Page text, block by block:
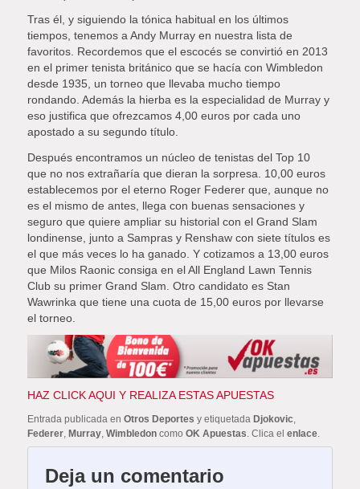
Tras él, y siguiendo la tónica habitual en los últimos
tiempos, tenemos a Andy Murray en nuestra lista de
favoritos. Recordemos que el escocés se convirtió en 2013
en el primer tenista británico que se hacía con Wimbledon
desde 1935, un torneo que llevaba mucho tiempo
rondando. Además la hierba es la especialidad de Murray y
eso justifica que ofrezcamos 4,00 euros por cada uno
apostado a su segundo título.
Después encontramos un núcleo de tenistas del Top 10
que no nos extrañaría que dieran la sorpresa. 10,00 euros
establecemos por el eterno Roger Federer que, aunque no
es el mismo de antes, llega con buenas sensaciones y
seguro que quiere ampliar su historial con el Grand Slam
londinense, junto a Sampras y Renshaw con siete títulos es
el que más veces lo ha ganado. Y cotizamos a 13,00 euros
que Milos Raonic consiga en el All England Lawn Tennis
Club su primer Grand Slam. Otro candidato es Stan
Wawrinka que tiene una cuota de 15,00 euros por llevarse
el torneo.
HAZ CLICK AQUI Y REALIZA ESTAS APUESTAS
Entrada publicada enOtros Deportes y etiquetada Djokovic,
Federer, Murray,Wimbledon comoOK Apuestas. Clica elenlace.
Deja un comentario